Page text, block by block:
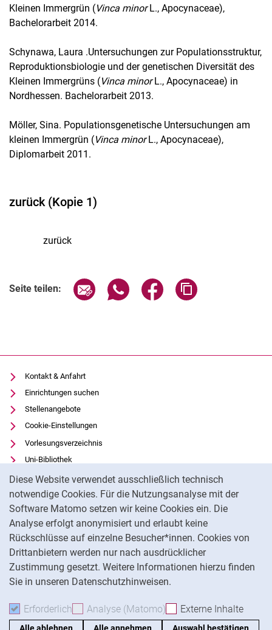
Diese Website verwendet ausschließlich technisch
notwendige Cookies. Für die Nutzungsanalyse mit der
Software Matomo setzen wir keine Cookies ein. Die
Analyse erfolgt anonymisiert und erlaubt keine
Rückschlüsse auf einzelne Besucher*innen. Cookies von
Drittanbietern werden nur nach ausdrücklicher
Zustimmung gesetzt. Weitere Informationen hierzu finden
Sie in unseren Datenschutzhinweisen.
Erforderlich Erforderliche Cookies akzeptieren
Analyse (Matomo) Analyse-Cookies
Externe Inhalte
Kleinen Immergrün (Vinca minorL., Apocynaceae),
Bachelorarbeit 2014.
Schynawa, Laura .Untersuchungen zur Populationsstruktur,
Reproduktionsbiologie und der genetischen Diversität des
Kleinen Immergrüns (Vinca minorL., Apocynaceae) in
Nordhessen. Bachelorarbeit 2013.
Möller, Sina. Populationsgenetische Untersuchungen am
kleinen Immergrün (Vinca minorL., Apocynaceae),
Diplomarbeit 2011.
zurück (Kopie 1)
zurück
Seite teilen: Seite über E-Mail teilen
Seite über WhatsApp teilen
Seite über Facebook
Kontakt & Anfahrt
Einrichtungen suchen
Stellenangebote
Cookie-Einstellungen
Vorlesungsverzeichnis
Uni-Bibliothek
Moodle
Panopto
Datenschutz
Barrierefreiheit
Transparenter KI-Einsatz